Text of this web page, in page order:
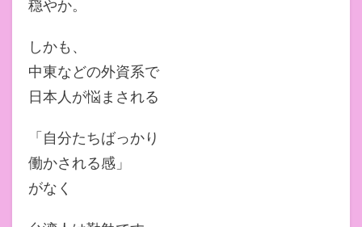
穏やか。
しかも、
中東などの外資系で
日本人が悩まされる
「自分たちばっかり
働かされる感」
がなく